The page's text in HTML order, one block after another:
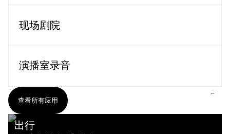
现场剧院
演播室录音
查看所有应用
出行